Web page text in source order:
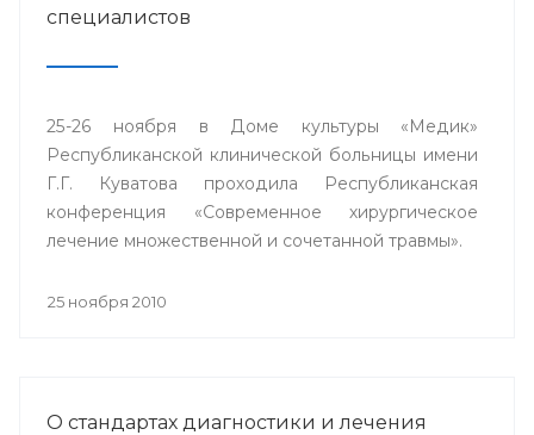
специалистов
25-26 ноября в Доме культуры «Медик»
Республиканской клинической больницы имени
Г.Г. Куватова проходила Республиканская
конференция «Современное хирургическое
лечение множественной и сочетанной травмы».
25 ноября 2010
О стандартах диагностики и лечения